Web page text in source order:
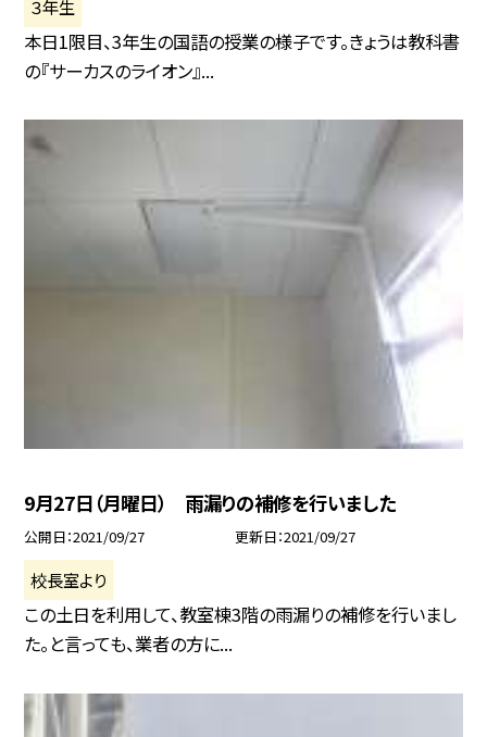
３年生
本日1限目、3年生の国語の授業の様子です。きょうは教科書
の『サーカスのライオン』...
9月27日（月曜日） 雨漏りの補修を行いました
公開日 2021/09/27 更新日 2021/09/27
校長室より
この土日を利用して、教室棟3階の雨漏りの補修を行いまし
た。と言っても、業者の方に...